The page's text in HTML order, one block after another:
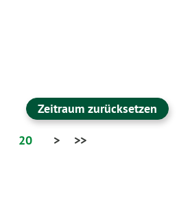
Zeitraum zurücksetzen
20 > >>